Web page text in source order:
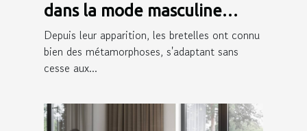
dans la mode masculine
moderne
Depuis leur apparition, les bretelles ont connu
bien des métamorphoses, s'adaptant sans
cesse aux...